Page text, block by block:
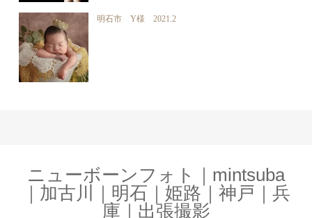
明石市 Y様 2021.2
ニューボーンフォト｜mintsuba
｜加古川｜明石｜姫路｜神戸｜兵
庫｜出張撮影